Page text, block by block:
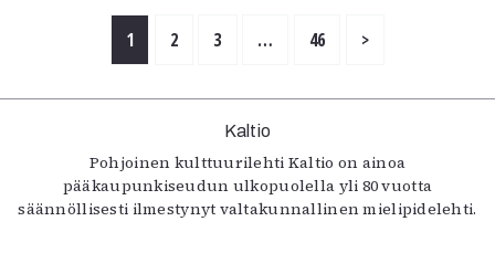
1 2 3 … 46 >
Kaltio
Pohjoinen kulttuurilehti Kaltio on ainoa
pääkaupunkiseudun ulkopuolella yli 80 vuotta
säännöllisesti ilmestynyt valtakunnallinen mielipidelehti.